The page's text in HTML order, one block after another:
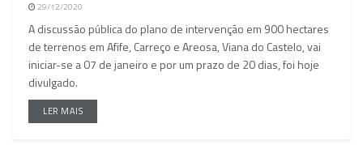
29/12/2020
A discussão pública do plano de intervenção em 900 hectares
de terrenos em Afife, Carreço e Areosa, Viana do Castelo, vai
iniciar-se a 07 de janeiro e por um prazo de 20 dias, foi hoje
divulgado.
LER MAIS